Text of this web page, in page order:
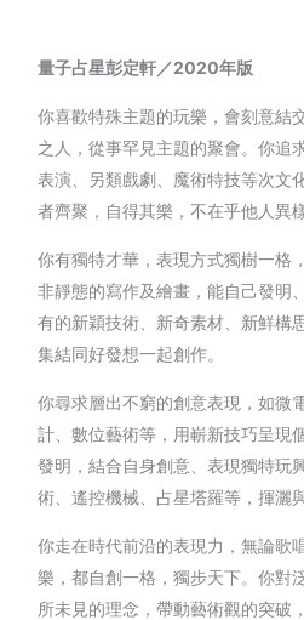
量子占星彭定軒／2020年版
你喜歡特殊主題的玩樂，會刻意結
之人，從事罕見主題的聚會。你追
表演、另類戲劇、魔術特技等次文
者齊聚，自得其樂，不在乎他人異
你有獨特才華，表現方式獨樹一格
非靜態的寫作及繪畫，能自己發明
有的新穎技術、新奇素材、新鮮構
集結同好發想一起創作。
你尋求層出不窮的創意表現，如微
計、數位藝術等，用嶄新技巧呈現
發明，結合自身創意、表現獨特玩
術、遙控機械、占星塔羅等，揮灑
你走在時代前沿的表現力，無論歌
樂，都自創一格，獨步天下。你對
所未見的理念，帶動藝術觀的突破